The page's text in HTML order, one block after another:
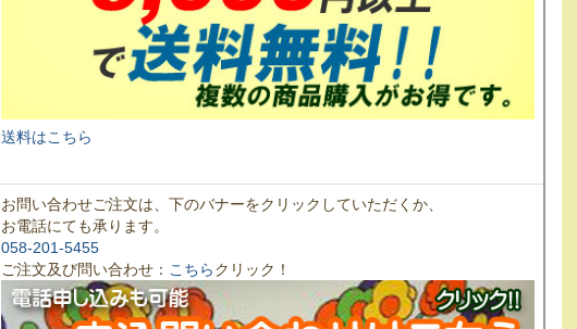
送料はこちら
お問い合わせご注文は、下のバナーをクリックしていただくか、
お電話にても承ります。
058-201-5455
ご注文及び問い合わせ： こちらクリック！